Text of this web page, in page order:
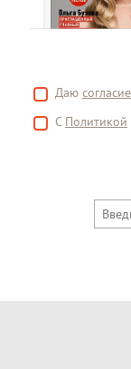
Даю согласие
С Политикой